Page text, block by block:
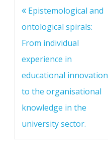
Navegación
de
entradas
Epistemological and
ontological spirals:
From individual
experience in
educational innovation
to the organisational
knowledge in the
university sector.